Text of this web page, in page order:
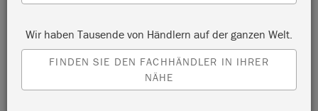
A dining chair like this can be painted and waxed in a
morning with just one small project pot of Chalk Paint® paint
and wax.
Wir haben Tausende von Händlern auf der ganzen Welt.
FINDEN SIE DEN FACHHÄNDLER IN IHRER
NÄHE